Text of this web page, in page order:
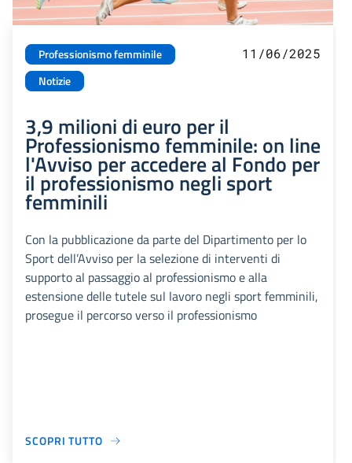
Professionismo femminile
Notizie
11/06/2025
3,9 milioni di euro per il
Professionismo femminile: on line
l'Avviso per accedere al Fondo per
il professionismo negli sport
femminili
Con la pubblicazione da parte del Dipartimento per lo
Sport dell’Avviso per la selezione di interventi di
supporto al passaggio al professionismo e alla
estensione delle tutele sul lavoro negli sport femminili,
prosegue il percorso verso il professionismo
SCOPRI TUTTO